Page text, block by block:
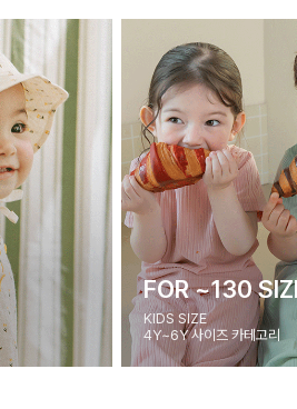
FOR ~130
KIDS SIZE
4Y~6Y 사이즈 카테고리